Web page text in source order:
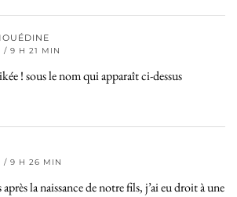
/ 9 H 21 MIN
! sous le nom qui apparaît ci-dessus
/ 9 H 26 MIN
après la naissance de notre fils, j’ai eu droit à une